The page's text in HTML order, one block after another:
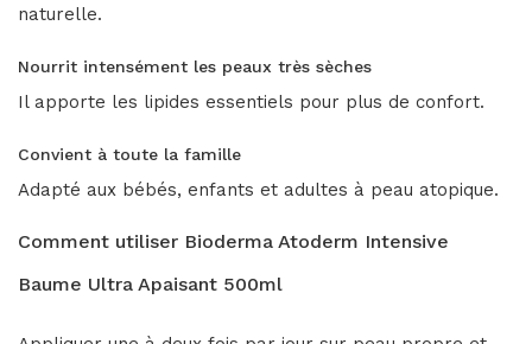
naturelle.
Nourrit intensément les peaux très sèches
Il apporte les lipides essentiels pour plus de confort.
Convient à toute la famille
Adapté aux bébés, enfants et adultes à peau atopique.
Comment utiliser Bioderma Atoderm Intensive
Baume Ultra Apaisant 500ml